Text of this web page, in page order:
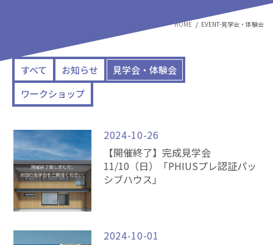
すべて お知らせ
見学会・体験会
ワークショップ
HOME EVENT-見学会・体験会
2024-10-26
【開催終了】完成見学会
11/10（日）「PHIUSプレ認証パッ
シブハウス」
2024-10-01